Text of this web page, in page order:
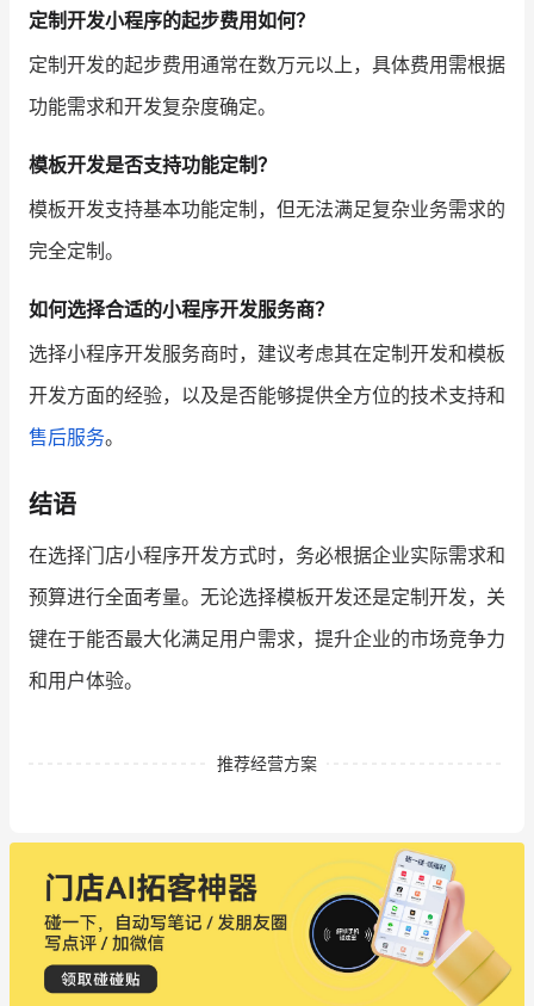
定制开发小程序的起步费用如何？
定制开发的起步费用通常在数万元以上，具体费用需根据
功能需求和开发复杂度确定。
模板开发是否支持功能定制？
模板开发支持基本功能定制，但无法满足复杂业务需求的
完全定制。
如何选择合适的小程序开发服务商？
选择小程序开发服务商时，建议考虑其在定制开发和模板
开发方面的经验，以及是否能够提供全方位的技术支持和
售后服务。
结语
在选择门店小程序开发方式时，务必根据企业实际需求和
预算进行全面考量。无论选择模板开发还是定制开发，关
键在于能否最大化满足用户需求，提升企业的市场竞争力
和用户体验。
推荐经营方案